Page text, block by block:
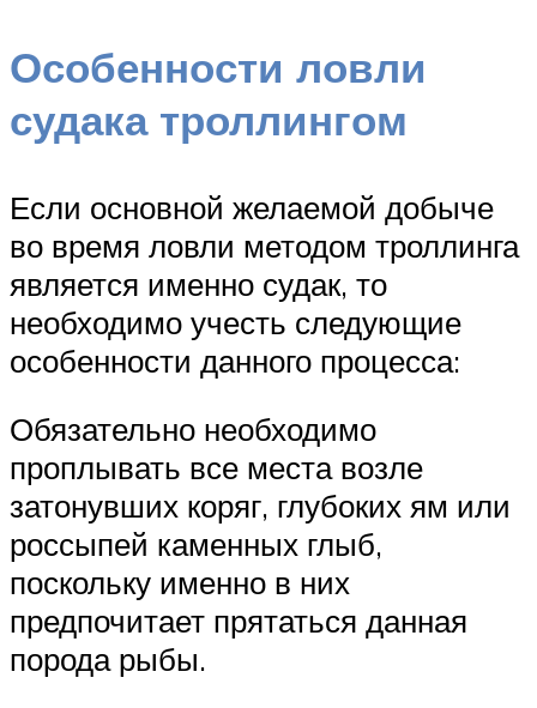
Особенности ловли
судака троллингом
Если основной желаемой добыче
во время ловли методом троллинга
является именно судак, то
необходимо учесть следующие
особенности данного процесса:
Обязательно необходимо
проплывать все места возле
затонувших коряг, глубоких ям или
россыпей каменных глыб,
поскольку именно в них
предпочитает прятаться данная
порода рыбы.